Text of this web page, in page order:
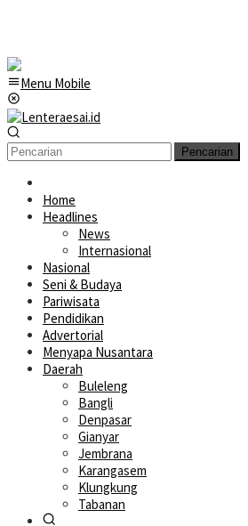
Menu Mobile
Pencarian
Home
Headlines
News
Internasional
Nasional
Seni & Budaya
Pariwisata
Pendidikan
Advertorial
Menyapa Nusantara
Daerah
Buleleng
Bangli
Denpasar
Gianyar
Jembrana
Karangasem
Klungkung
Tabanan